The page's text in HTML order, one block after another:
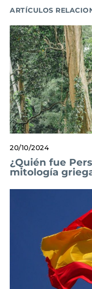
ARTÍCULOS
20/10/2024
¿Quién fue
mitología